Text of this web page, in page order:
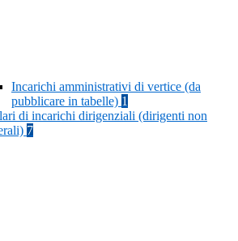
Incarichi amministrativi di vertice (da
pubblicare in tabelle) 1
di incarichi dirigenziali (dirigenti non
7